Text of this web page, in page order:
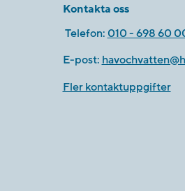
Kontakta oss
Telefon: 010 - 698 60
E-post:
Fler kontaktuppgifter